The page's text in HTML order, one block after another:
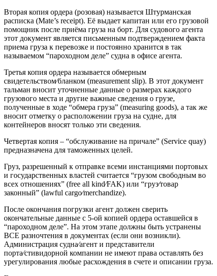
Вторая копия ордера (розовая) называется Штурманская
расписка (Mate’s receipt). Её выдает капитан или его грузовой
помощник после приёма груза на борт. Для судового агента
этот документ является письменным подтверждением факта
приема груза к перевозке и постоянно хранится в так
называемом “пароходном деле” судна в офисе агента.
Третья копия ордера называется обмерным
свидетельством⁄бланком (measurement slip). В этот документ
тальман вносит уточненные данные о размерах каждого
грузового места и другие важные сведения о грузе,
полученные в ходе “обмера груза” (measuring goods), а так же
вносит отметку о расположении груза на судне, для
контейнеров вносят только эти сведения.
Четвертая копия – “обслуживание на причале” (Service quay)
предназначена для таможенных целей.
Груз, разрешенный к отправке всеми инстанциями портовых
и государственных властей считается “грузом свободным во
всех отношениях” (free all kind⁄FAK) или “груз⁄товар
законный” (lawful cargo⁄merchandize).
После окончания погрузки агент должен сверить
окончательные данные с 5-ой копией ордера оставшейся в
“пароходном деле”. На этом этапе должны быть устранены
ВСЕ разночтения в документах (если они возникли).
Администрация судна⁄агент и представители
порта⁄стивидорной компании не имеют права оставлять без
урегулирования любые расхождения в счете и описании груза.